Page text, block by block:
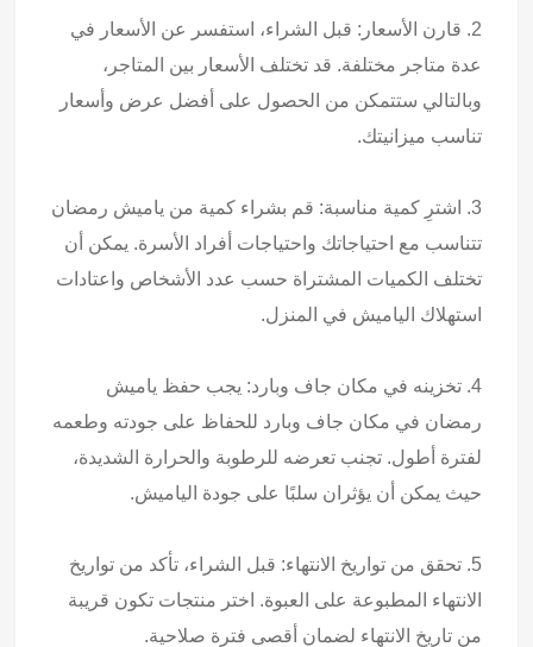
2. قارن الأسعار: قبل الشراء، استفسر عن الأسعار في
عدة متاجر مختلفة. قد تختلف الأسعار بين المتاجر،
وبالتالي ستتمكن من الحصول على أفضل عرض وأسعار
تناسب ميزانيتك.
3. اشترِ كمية مناسبة: قم بشراء كمية من ياميش رمضان
تتناسب مع احتياجاتك واحتياجات أفراد الأسرة. يمكن أن
تختلف الكميات المشتراة حسب عدد الأشخاص واعتادات
استهلاك الياميش في المنزل.
4. تخزينه في مكان جاف وبارد: يجب حفظ ياميش
رمضان في مكان جاف وبارد للحفاظ على جودته وطعمه
لفترة أطول. تجنب تعرضه للرطوبة والحرارة الشديدة،
حيث يمكن أن يؤثران سلبًا على جودة الياميش.
5. تحقق من تواريخ الانتهاء: قبل الشراء، تأكد من تواريخ
الانتهاء المطبوعة على العبوة. اختر منتجات تكون قريبة
من تاريخ الانتهاء لضمان أقصى فترة صلاحية.